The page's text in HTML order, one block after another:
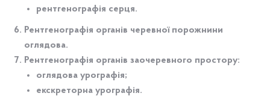
рентгенографія серця.
Рентгенографія органів черевної порожнини
оглядова.
Рентгенографія органів заочеревного простору:
оглядова урографія;
екскреторна урографія.